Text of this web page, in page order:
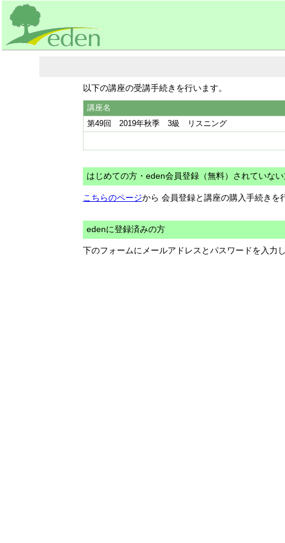
以下の講座の受講手続きを行います。
講座名
第49回 2019年秋季 3級 リスニング
はじめての方・eden会員登録（無料）されていな
こちらのページから 会員登録と講座の購入手続きを
edenに登録済みの方
下のフォームにメールアドレスとパスワードを入力